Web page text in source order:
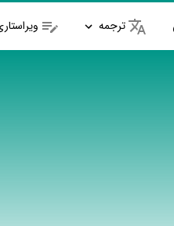
ترجمه